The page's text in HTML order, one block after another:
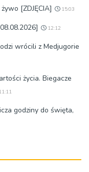
[ZDJĘCIA]
15:03
12:12
wrócili z Medjugorie
życia. Biegacze
godziny do święta,